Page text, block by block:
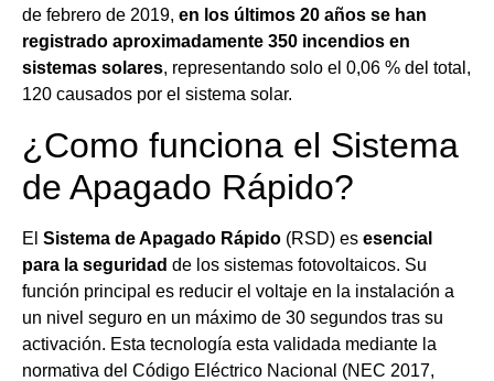
de febrero de 2019, en los últimos 20 años se han
registrado aproximadamente 350 incendios en
sistemas solares, representando solo el 0,06 % del total,
120 causados por el sistema solar.
¿Como funciona el Sistema
de Apagado Rápido?
El Sistema de Apagado Rápido (RSD) es esencial
para la seguridad de los sistemas fotovoltaicos. Su
función principal es reducir el voltaje en la instalación a
un nivel seguro en un máximo de 30 segundos tras su
activación. Esta tecnología esta validada mediante la
normativa del Código Eléctrico Nacional (NEC 2017,